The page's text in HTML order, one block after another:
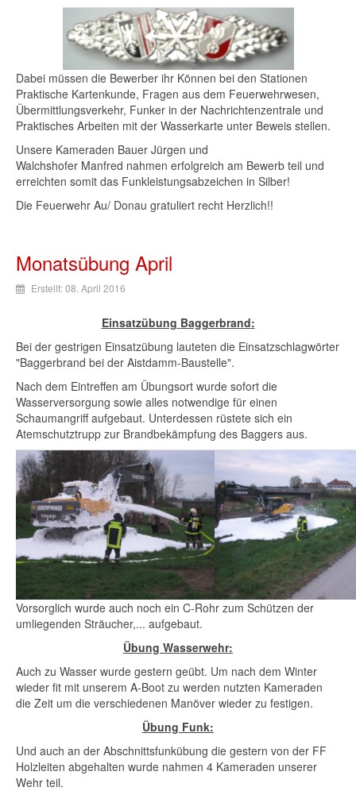
Dabei müssen die Bewerber ihr Können bei den Stationen
Praktische Kartenkunde, Fragen aus dem Feuerwehrwesen,
Übermittlungsverkehr, Funker in der Nachrichtenzentrale und
Praktisches Arbeiten mit der Wasserkarte unter Beweis stellen.
Unsere Kameraden Bauer Jürgen und
Walchshofer Manfred nahmen erfolgreich am Bewerb teil und
erreichten somit das Funkleistungsabzeichen in Silber!
Die Feuerwehr Au/ Donau gratuliert recht Herzlich!!
Monatsübung April
Erstellt: 08. April 2016
Einsatzübung Baggerbrand:
Bei der gestrigen Einsatzübung lauteten die Einsatzschlagwörter
"Baggerbrand bei der Aistdamm-Baustelle".
Nach dem Eintreffen am Übungsort wurde sofort die
Wasserversorgung sowie alles notwendige für einen
Schaumangriff aufgebaut. Unterdessen rüstete sich ein
Atemschutztrupp zur Brandbekämpfung des Baggers aus.
Vorsorglich wurde auch noch ein C-Rohr zum Schützen der
umliegenden Sträucher,... aufgebaut.
Übung Wasserwehr:
Auch zu Wasser wurde gestern geübt. Um nach dem Winter
wieder fit mit unserem A-Boot zu werden nutzten Kameraden
die Zeit um die verschiedenen Manöver wieder zu festigen.
Übung Funk:
Und auch an der Abschnittsfunkübung die gestern von der FF
Holzleiten abgehalten wurde nahmen 4 Kameraden unserer
Wehr teil.